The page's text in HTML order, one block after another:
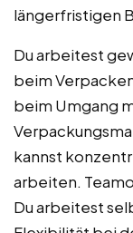
längerfristigen
Du arbeitest
beim
beim Umgang
kannst
arbeiten.
Du arbeitest